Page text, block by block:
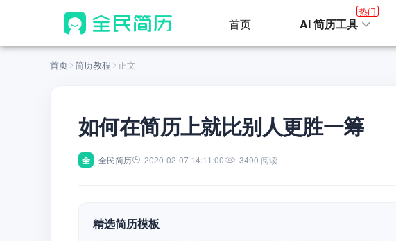
首页 AI 简历工具
热门
首页 简历教程 正文
如何在简历上就比别人更胜一筹
全 全民简历 2020-02-07 14:11:00 3490 阅读
精选简历模板